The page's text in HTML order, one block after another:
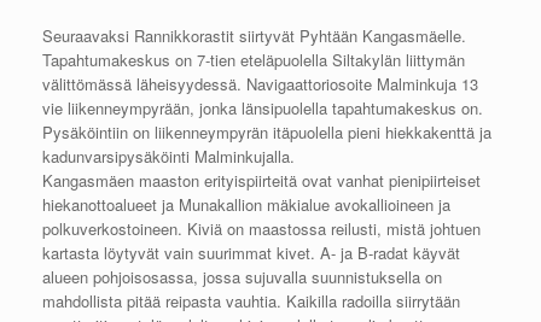
Seuraavaksi Rannikkorastit siirtyvät Pyhtään Kangasmäelle.
Tapahtumakeskus on 7-tien eteläpuolella Siltakylän liittymän
välittömässä läheisyydessä. Navigaattoriosoite Malminkuja 13
vie liikenneympyrään, jonka länsipuolella tapahtumakeskus on.
Pysäköintiin on liikenneympyrän itäpuolella pieni hiekkakenttä ja
kadunvarsipysäköinti Malminkujalla.
Kangasmäen maaston erityispiirteitä ovat vanhat pienipiirteiset
hiekanottoalueet ja Munakallion mäkialue avokallioineen ja
polkuverkostoineen. Kiviä on maastossa reilusti, mistä johtuen
kartasta löytyvät vain suurimmat kivet. A- ja B-radat käyvät
alueen pohjoisosassa, jossa sujuvalla suunnistuksella on
mahdollista pitää reipasta vauhtia. Kaikilla radoilla siirrytään